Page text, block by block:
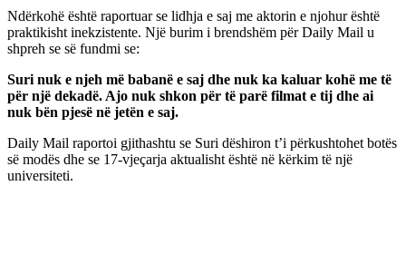
Ndërkohë është raportuar se lidhja e saj me aktorin e njohur është
praktikisht inekzistente. Një burim i brendshëm për Daily Mail u
shpreh se së fundmi se:
Suri nuk e njeh më babanë e saj dhe nuk ka kaluar kohë me të
për një dekadë. Ajo nuk shkon për të parë filmat e tij dhe ai
nuk bën pjesë në jetën e saj.
Daily Mail raportoi gjithashtu se Suri dëshiron t’i përkushtohet botës
së modës dhe se 17-vjeçarja aktualisht është në kërkim të një
universiteti.